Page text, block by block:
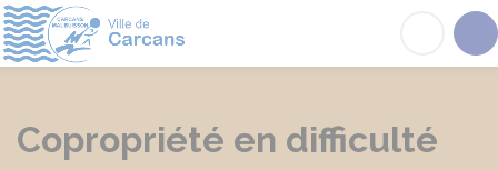
Copropriété en difficulté